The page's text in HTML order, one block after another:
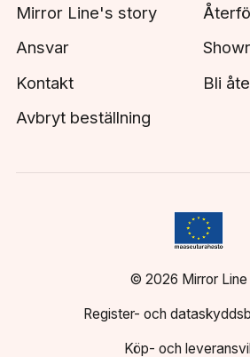
Mirror Line's story
Ansvar
Kontakt
Avbryt beställning
Bli
© 2026 Mirror Line
Register- och
Köp- och